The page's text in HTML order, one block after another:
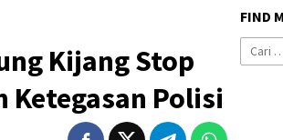
Kijang Stop
Ketegasan Polisi
FIND
Cari
untuk: